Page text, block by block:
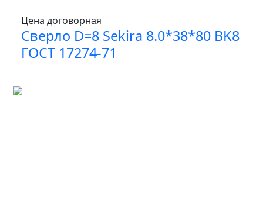
Цена договорная
Сверло D=8 Sekira 8.0*38*80 BK8
ГОСТ 17274-71